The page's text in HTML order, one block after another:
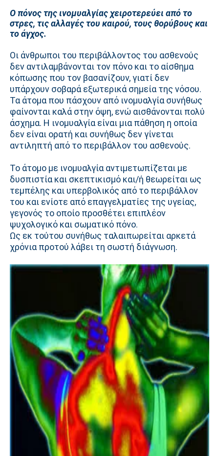
Ο πόνος της ινομυαλγίας χειροτερεύει από το
στρες, τις αλλαγές του καιρού, τους θορύβους και
το άγχος.
Οι άνθρωποι του περιβάλλοντος του ασθενούς
δεν αντιλαμβάνονται τον πόνο και το αίσθημα
κόπωσης που τον βασανίζουν, γιατί δεν
υπάρχουν σοβαρά εξωτερικά σημεία της νόσου.
Τα άτομα που πάσχουν από ινομυαλγία συνήθως
φαίνονται καλά στην όψη, ενώ αισθάνονται πολύ
άσχημα. Η ινομυαλγία είναι μια πάθηση η οποία
δεν είναι ορατή και συνήθως δεν γίνεται
αντιληπτή από το περιβάλλον του ασθενούς.
Το άτομο με ινομυαλγία αντιμετωπίζεται με
δυσπιστία και σκεπτικισμό και/ή θεωρείται ως
τεμπέλης και υπερβολικός από το περιβάλλον
του και ενίοτε από επαγγελματίες της υγείας,
γεγονός το οποίο προσθέτει επιπλέον
ψυχολογικό και σωματικό πόνο.
Ως εκ τούτου συνήθως ταλαιπωρείται αρκετά
χρόνια προτού λάβει τη σωστή διάγνωση.